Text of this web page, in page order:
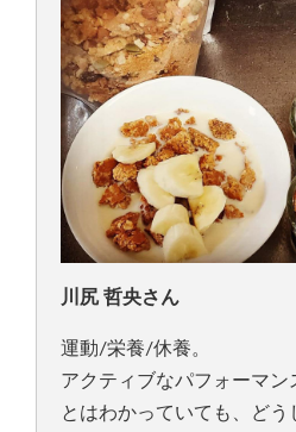
川尻 哲央さん
運動/栄養/休養。
アクティブなパフォーマ
とはわかっていても、ど